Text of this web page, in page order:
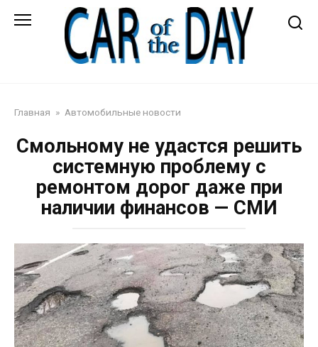
Главная » Автомобильные новости
Смольному не удастся решить
системную проблему с
ремонтом дорог даже при
наличии финансов — СМИ